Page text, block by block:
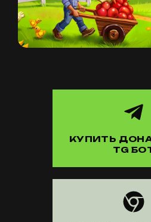
КУПИТЬ
TG